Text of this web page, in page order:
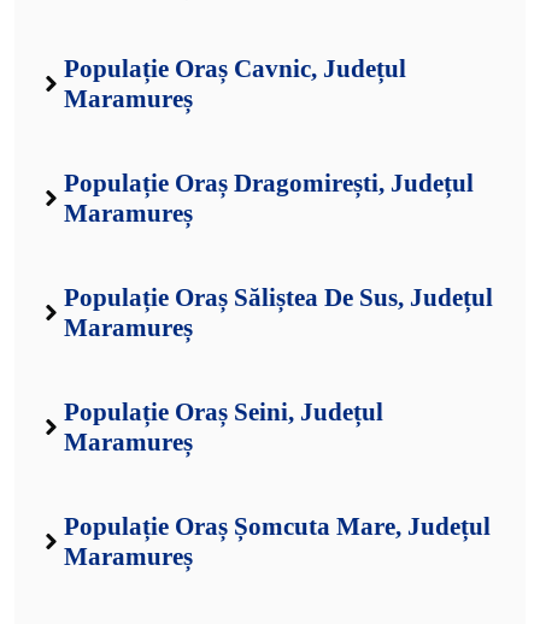
Populație Oraș Cavnic, Județul
Maramureș
Populație Oraș Dragomirești, Județul
Maramureș
Populație Oraș Săliștea De Sus, Județul
Maramureș
Populație Oraș Seini, Județul
Maramureș
Populație Oraș Șomcuta Mare, Județul
Maramureș